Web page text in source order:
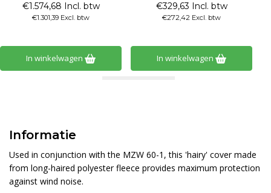
€1.574,68 Incl. btw
€1.301,39 Excl. btw
In winkelwagen
€329,63 Incl. btw
€272,42 Excl. btw
In winkelwagen
Informatie
Used in conjunction with the MZW 60-1, this 'hairy' cover made
from long-haired polyester fleece provides maximum protection
against wind noise.